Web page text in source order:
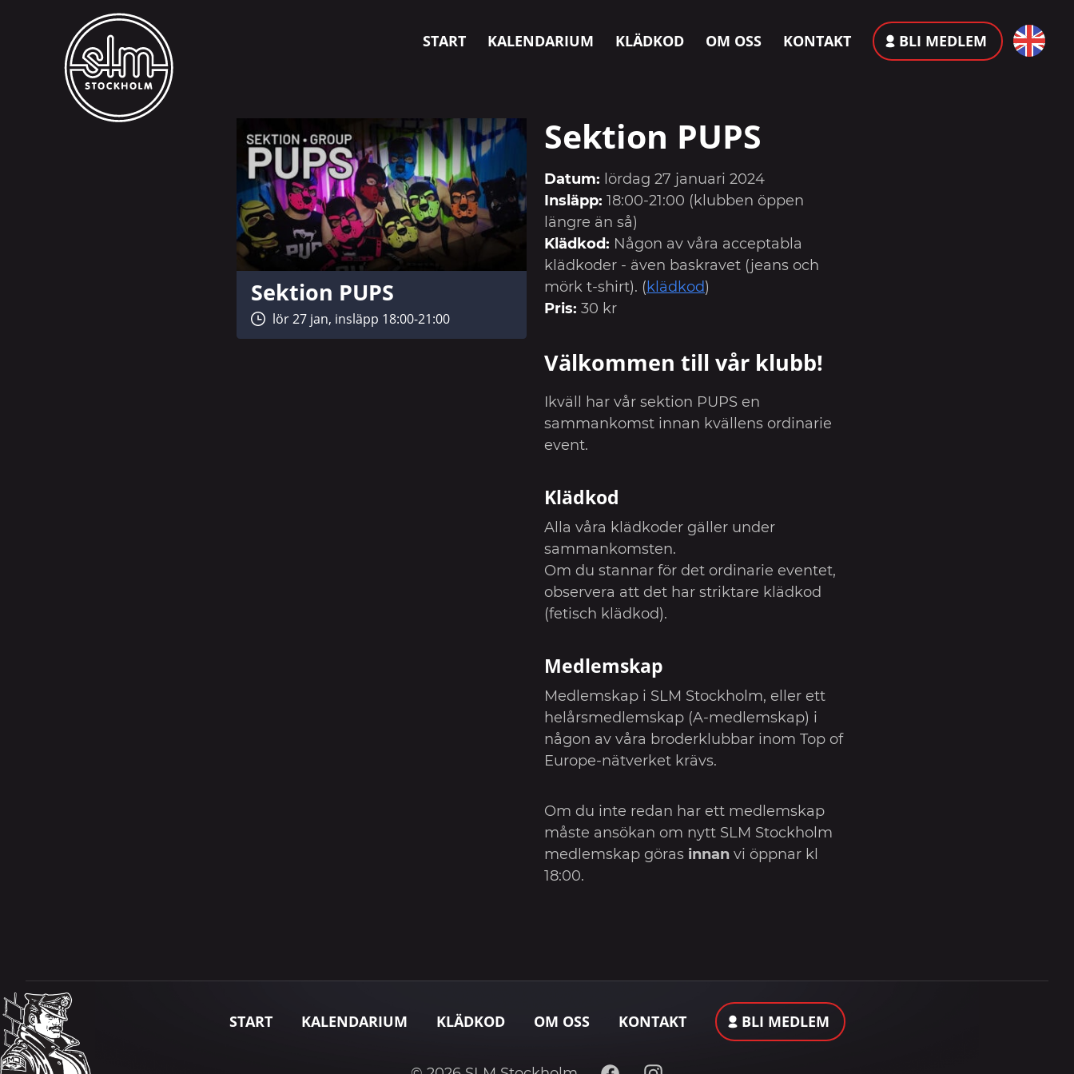
START KALENDARIUM KLÄDKOD OM OSS KONTAKT BLI MEDLEM
Sektion PUPS
lör 27 jan, insläpp 18:00-21:00
Sektion PUPS
Datum: lördag 27 januari 2024
Insläpp: 18:00-21:00 (klubben öppen
längre än så)
Klädkod: Någon av våra acceptabla
klädkoder - även baskravet (jeans och
mörk t-shirt). (klädkod)
Pris: 30 kr
Välkommen till vår klubb!
Ikväll har vår sektion PUPS en
sammankomst innan kvällens ordinarie
event.
Klädkod
Alla våra klädkoder gäller under
sammankomsten.
Om du stannar för det ordinarie eventet,
observera att det har striktare klädkod
(fetisch klädkod).
Medlemskap
Medlemskap i SLM Stockholm, eller ett
helårsmedlemskap (A-medlemskap) i
någon av våra broderklubbar inom Top of
Europe-nätverket krävs.
Om du inte redan har ett medlemskap
måste ansökan om nytt SLM Stockholm
medlemskap göras innan vi öppnar kl
18:00.
START KALENDARIUM KLÄDKOD OM OSS KONTAKT BLI MEDLEM